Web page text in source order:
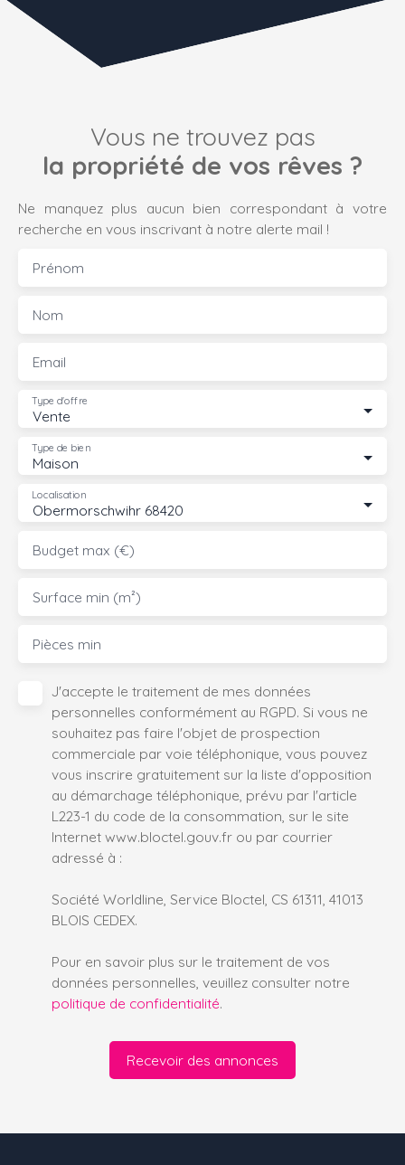
Vous ne trouvez pas
la propriété de vos rêves ?
Ne manquez plus aucun bien correspondant à votre
recherche en vous inscrivant à notre alerte mail !
Prénom
Nom
Email
Vente
Type d'offre
Maison
Type de bien
Obermorschwihr 68420
Localisation
Budget max (€)
Surface min (m²)
Pièces min
J'accepte le traitement de mes données
personnelles conformément au RGPD. Si vous ne
souhaitez pas faire l'objet de prospection
commerciale par voie téléphonique, vous pouvez
vous inscrire gratuitement sur la liste d'opposition
au démarchage téléphonique, prévu par l'article
L223-1 du code de la consommation, sur le site
Internet www.bloctel.gouv.fr ou par courrier
adressé à :
Société Worldline, Service Bloctel, CS 61311, 41013
BLOIS CEDEX.
Pour en savoir plus sur le traitement de vos
données personnelles, veuillez consulter notre
politique de confidentialité.
Recevoir des annonces